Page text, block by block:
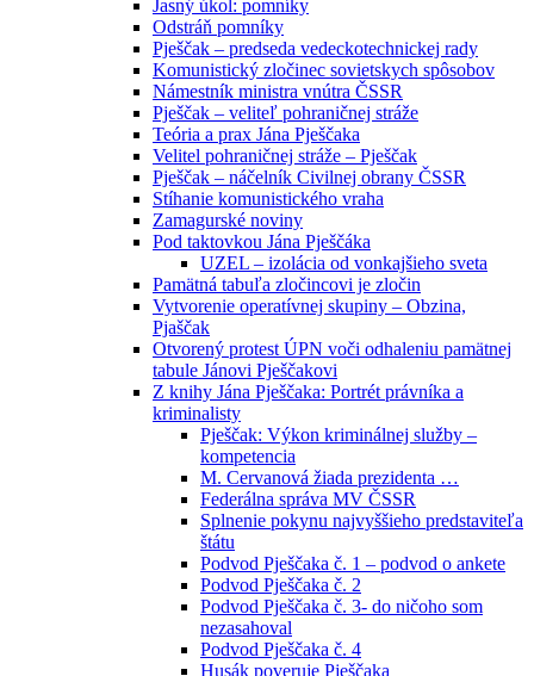
Jasný úkol: pomníky
Odstráň pomníky
Pješčak – predseda vedeckotechnickej rady
Komunistický zločinec sovietskych spôsobov
Námestník ministra vnútra ČSSR
Pješčak – veliteľ pohraničnej stráže
Teória a prax Jána Pješčaka
Velitel pohraničnej stráže – Pješčak
Pješčak – náčelník Civilnej obrany ČSSR
Stíhanie komunistického vraha
Zamagurské noviny
Pod taktovkou Jána Pješčáka
UZEL – izolácia od vonkajšieho sveta
Pamätná tabuľa zločincovi je zločin
Vytvorenie operatívnej skupiny – Obzina,
Pjaščak
Otvorený protest ÚPN voči odhaleniu pamätnej
tabule Jánovi Pješčakovi
Z knihy Jána Pješčaka: Portrét právníka a
kriminalisty
Pješčak: Výkon kriminálnej služby –
kompetencia
M. Cervanová žiada prezidenta …
Federálna správa MV ČSSR
Splnenie pokynu najvyššieho predstaviteľa
štátu
Podvod Pješčaka č. 1 – podvod o ankete
Podvod Pješčaka č. 2
Podvod Pješčaka č. 3- do ničoho som
nezasahoval
Podvod Pješčaka č. 4
Husák poveruje Pješčaka